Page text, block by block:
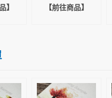
】 【前往商品】